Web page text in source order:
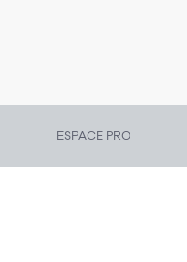
ESPACE PRO